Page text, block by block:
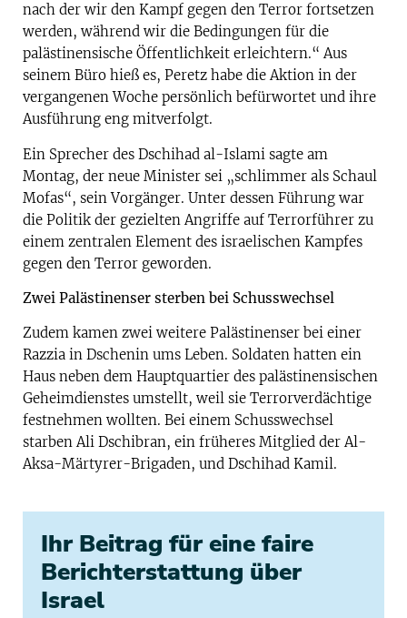
nach der wir den Kampf gegen den Terror fortsetzen
werden, während wir die Bedingungen für die
palästinensische Öffentlichkeit erleichtern.“ Aus
seinem Büro hieß es, Peretz habe die Aktion in der
vergangenen Woche persönlich befürwortet und ihre
Ausführung eng mitverfolgt.
Ein Sprecher des Dschihad al-Islami sagte am
Montag, der neue Minister sei „schlimmer als Schaul
Mofas“, sein Vorgänger. Unter dessen Führung war
die Politik der gezielten Angriffe auf Terrorführer zu
einem zentralen Element des israelischen Kampfes
gegen den Terror geworden.
Zwei Palästinenser sterben bei Schusswechsel
Zudem kamen zwei weitere Palästinenser bei einer
Razzia in Dschenin ums Leben. Soldaten hatten ein
Haus neben dem Hauptquartier des palästinensischen
Geheimdienstes umstellt, weil sie Terrorverdächtige
festnehmen wollten. Bei einem Schusswechsel
starben Ali Dschibran, ein früheres Mitglied der Al-
Aksa-Märtyrer-Brigaden, und Dschihad Kamil.
Ihr Beitrag für eine faire
Berichterstattung über
Israel